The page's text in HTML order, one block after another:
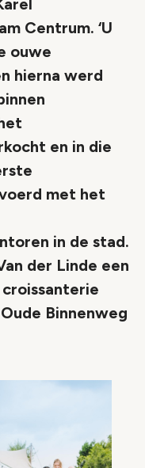
Centrum. ‘U
ouwe
hierna werd
en in die
met het
in de stad.
der Linde een
Binnenweg